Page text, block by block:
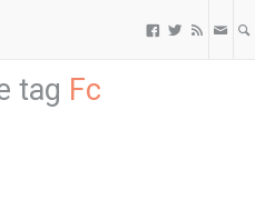
  
tag Fc